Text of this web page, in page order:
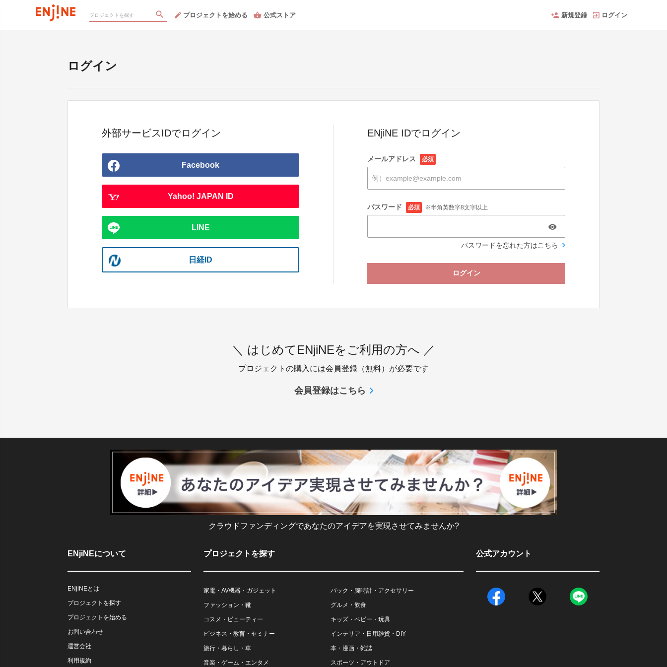
プロジェクトを始める 公式ストア 新規登録 ログイン
ログイン
外部サービスIDでログイン
Facebook
Yahoo! JAPAN ID
LINE
日経ID
ENjiNE IDでログイン
メールアドレス 必須
パスワード 必須 ※半角英数字8文字以上
パスワードを忘れた方はこちら
ログイン
＼ はじめてENjiNEをご利用の方へ ／
プロジェクトの購入には会員登録（無料）が必要です
会員登録はこちら
クラウドファンディングであなたのアイデアを実現させてみませんか?
ENjiNEについて
ENjiNEとは
プロジェクトを探す
プロジェクトを始める
お問い合わせ
運営会社
利用規約
プロジェクトを探す
家電・AV機器・ガジェット バック・腕時計・アクセサリー
ファッション・靴 グルメ・飲食
コスメ・ビューティー キッズ・ベビー・玩具
ビジネス・教育・セミナー インテリア・日用雑貨・DIY
旅行・暮らし・車 本・漫画・雑誌
音楽・ゲーム・エンタメ スポーツ・アウトドア
公式アカウント